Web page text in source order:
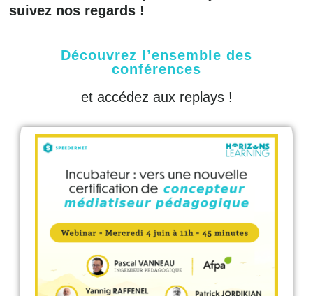
suivez nos regards !
Découvrez l’ensemble des
conférences
et accédez aux replays !